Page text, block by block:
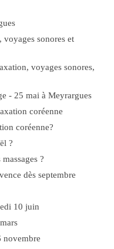
voyages sonores et
voyages sonores,
- 25 mai à Meyrargues
coréenne
coréenne?
?
?
dès septembre
10 juin
novembre